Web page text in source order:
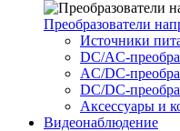
Преобразователи
Источники
DC/AC-
AC/DC-
DC/DC-
Аксессуары и
Видеонаблюдение